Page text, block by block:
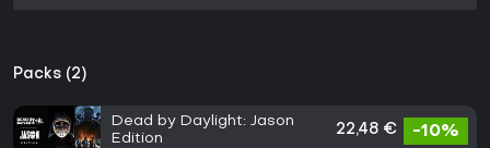
Packs (2)
Dead by Daylight: Jason
Edition
22,48 € -10%